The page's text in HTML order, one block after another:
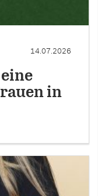
14.07.2026
in